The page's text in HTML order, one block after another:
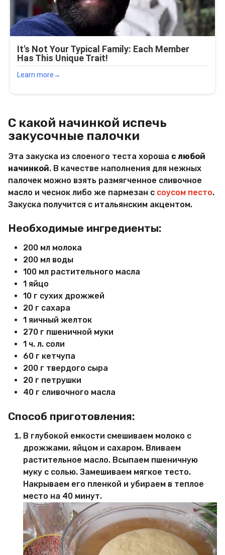
С какой начинкой испечь
закусочные палочки
Эта закуска из слоеного теста хороша с любой
начинкой. В качестве наполнения для нежных
палочек можно взять размягченное сливочное
масло и чеснок либо же пармезан с соусом песто.
Закуска получится с итальянским акцентом.
Необходимые ингредиенты:
200 мл молока
200 мл воды
100 мл растительного масла
1 яйцо
10 г сухих дрожжей
20 г сахара
1 яичный желток
270 г пшеничной муки
1 ч. л. соли
60 г кетчупа
200 г твердого сыра
20 г петрушки
40 г сливочного масла
Способ приготовления:
В глубокой емкости смешиваем молоко с
дрожжами, яйцом и сахаром. Вливаем
растительное масло. Всыпаем пшеничную
муку с солью. Замешиваем мягкое тесто.
Накрываем его пленкой и убираем в теплое
место на 40 минут.